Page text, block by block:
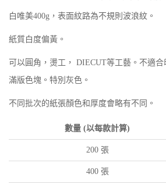
白唯美400g，表面紋路為不規則波浪紋。
紙質白度偏黃。
可以圓角，燙工， DIECUT等工藝。不適
滿版色塊。特別灰色。
不同批次的紙張顏色和厚度會略有不同。
數量 (以每款計算)
200 張
400 張